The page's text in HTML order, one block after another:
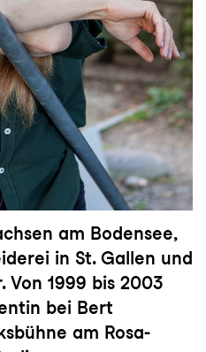
am Bodensee,
in St. Gallen und
Von 1999 bis 2003
bei Bert
am Rosa-